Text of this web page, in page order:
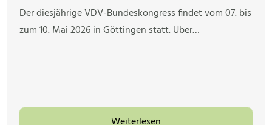
Der diesjährige VDV-Bundeskongress findet vom 07. bis
zum 10. Mai 2026 in Göttingen statt. Über…